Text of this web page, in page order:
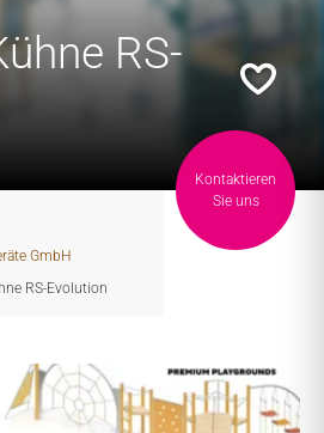
RS-
Kontaktieren
Sie uns
GmbH
RS-Evolution